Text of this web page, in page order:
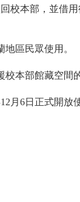
校本部，並借
區民眾使用。
本部館藏空間
月6日正式開放